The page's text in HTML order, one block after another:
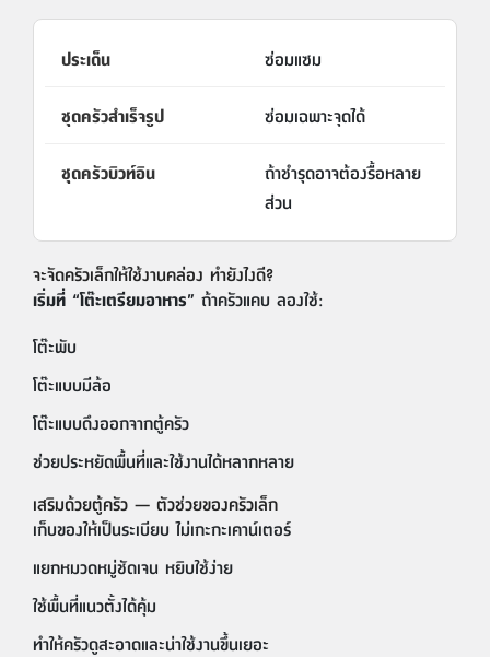
ซ่อมแซม
ซ่อมเฉพาะจุดได้
ถ้าชำรุดอาจต้องรื้อหลาย
ส่วน
จะจัดครัวเล็กให้ใช้งานคล่อง ทำยังไงดี?
เริ่มที่ “โต๊ะเตรียมอาหาร” ถ้าครัวแคบ ลองใช้:
โต๊ะพับ
โต๊ะแบบมีล้อ
โต๊ะแบบดึงออกจากตู้ครัว
ช่วยประหยัดพื้นที่และใช้งานได้หลากหลาย
เสริมด้วยตู้ครัว — ตัวช่วยของครัวเล็ก
เก็บของให้เป็นระเบียบ ไม่เกะกะเคาน์เตอร์
แยกหมวดหมู่ชัดเจน หยิบใช้ง่าย
ใช้พื้นที่แนวตั้งได้คุ้ม
ทำให้ครัวดูสะอาดและน่าใช้งานขึ้นเยอะ